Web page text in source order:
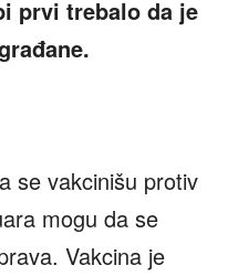
prvi trebalo da je
se vakcinišu protiv
mogu da se
Vakcina je